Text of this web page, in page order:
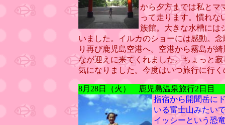
から夕方までは私とマ
って走ります。慣れな
族館。大きな水槽には
いました。イルカのショーには感動。
り再び鹿児島空港へ。空港から霧島が
なが迎えに来てくれました。ちょっと
気になりました。今度はいつ旅行に行
8月28日（火） 鹿児島温泉旅行2日目
指宿から開聞岳に
いる富士山みたい
イッシーという恐